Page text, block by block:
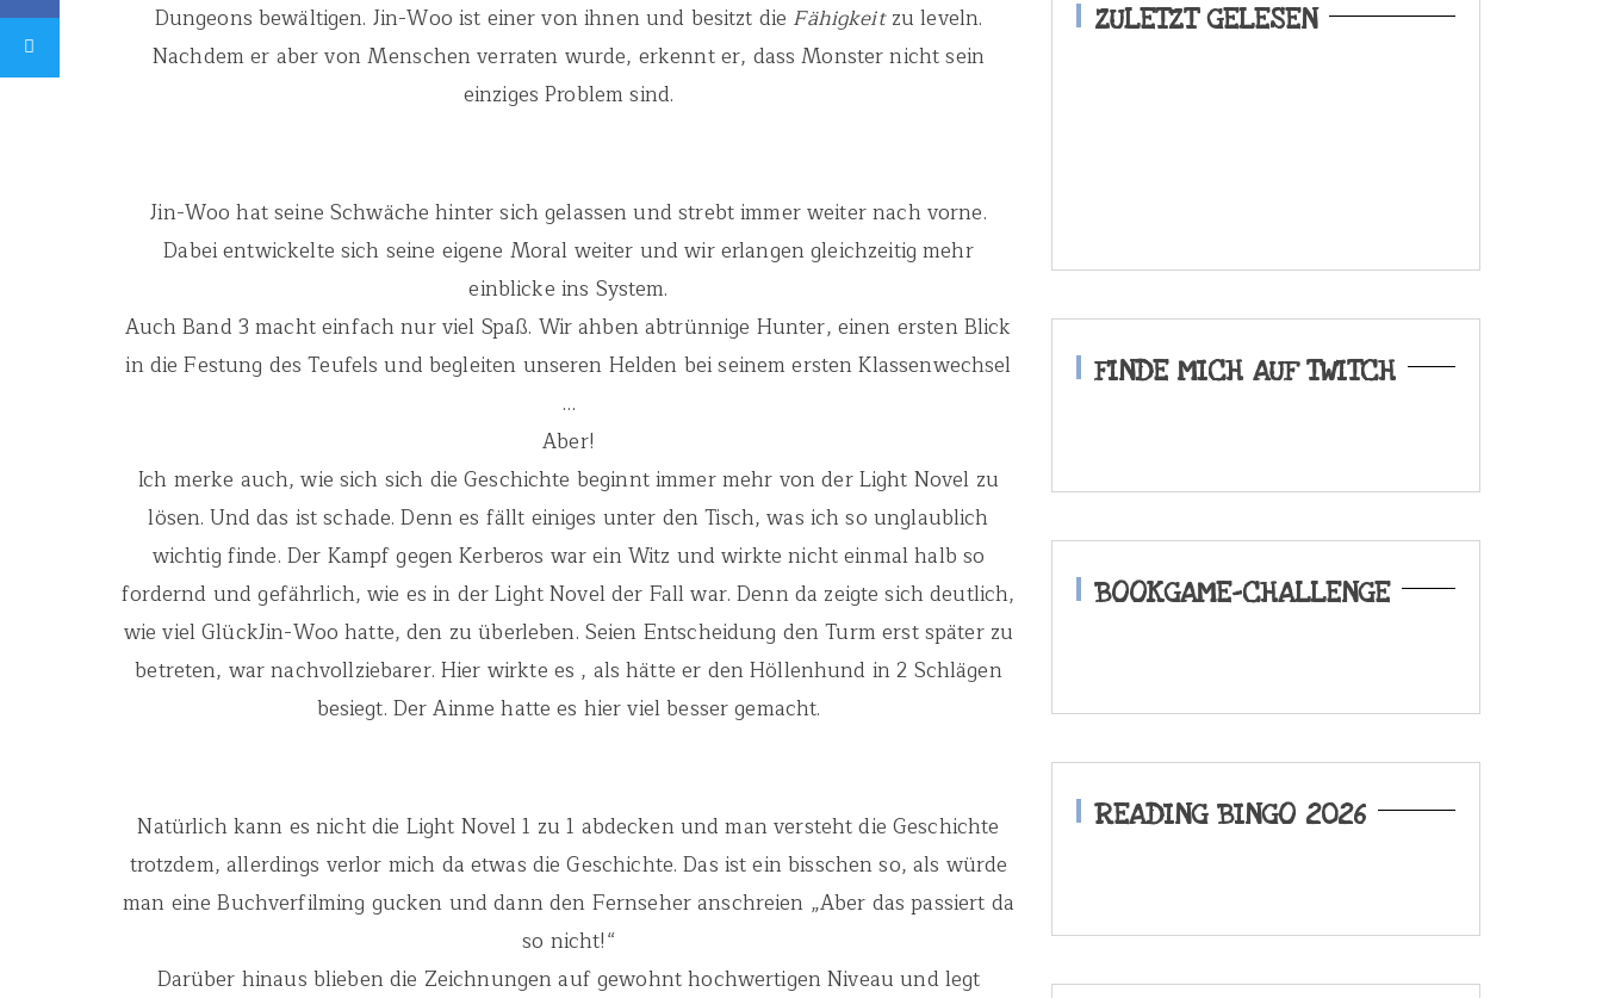
Dungeons bewältigen. Jin-Woo ist einer von ihnen und besitzt die Fähigkeitzu leveln.
Nachdem er aber von Menschen verraten wurde, erkennt er, dass Monster nicht sein
einziges Problem sind.
Jin-Woo hat seine Schwäche hinter sich gelassen und strebt immer weiter nach vorne.
Dabei entwickelte sich seine eigene Moral weiter und wir erlangen gleichzeitig mehr
einblicke ins System.
Auch Band 3 macht einfach nur viel Spaß. Wir ahben abtrünnige Hunter, einen ersten Blick
in die Festung des Teufels und begleiten unseren Helden bei seinem ersten Klassenwechsel
…
Aber!
Ich merke auch, wie sich sich die Geschichte beginnt immer mehr von der Light Novel zu
lösen. Und das ist schade. Denn es fällt einiges unter den Tisch, was ich so unglaublich
wichtig finde. Der Kampf gegen Kerberos war ein Witz und wirkte nicht einmal halb so
fordernd und gefährlich, wie es in der Light Novel der Fall war. Denn da zeigte sich deutlich,
wie viel GlückJin-Woo hatte, den zu überleben. Seien Entscheidung den Turm erst später zu
betreten, war nachvollziebarer. Hier wirkte es , als hätte er den Höllenhund in 2 Schlägen
besiegt. Der Ainme hatte es hier viel besser gemacht.
Natürlich kann es nicht die Light Novel 1 zu 1 abdecken und man versteht die Geschichte
trotzdem, allerdings verlor mich da etwas die Geschichte. Das ist ein bisschen so, als würde
man eine Buchverfilming gucken und dann den Fernseher anschreien „Aber das passiert da
so nicht!“
Darüber hinaus blieben die Zeichnungen auf gewohnt hochwertigen Niveau und legt
ZULETZT GELESEN
FINDE MICH AUF TWITCH
BOOKGAME-CHALLENGE
READING BINGO 2026